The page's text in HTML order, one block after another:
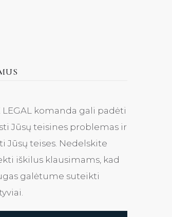
LEGAL komanda gali padėti
Jūsų teisines problemas ir
Jūsų teises. Nedelskite
iškilus klausimams, kad
galėtume suteikti